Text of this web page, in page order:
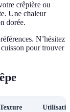
crêpière ou
Une chaleur
dorée.
N’hésitez
cuisson pour trouver
Texture